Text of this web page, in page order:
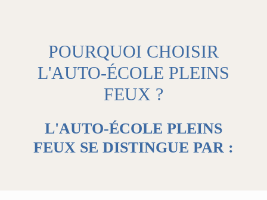
POURQUOI CHOISIR
L'AUTO-ÉCOLE PLEINS
FEUX ?
L'AUTO-ÉCOLE PLEINS
FEUX SE DISTINGUE PAR :